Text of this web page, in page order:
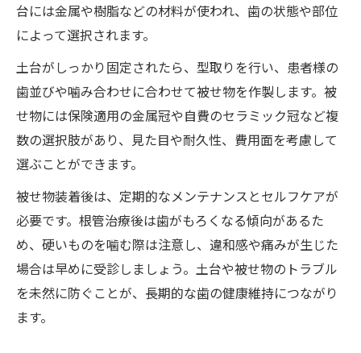
台には金属や樹脂などの材料が使われ、歯の状態や部位
によって選択されます。
土台がしっかり固定されたら、型取りを行い、患者様の
歯並びや噛み合わせに合わせて被せ物を作製します。被
せ物には保険適用の金属冠や自費のセラミック冠など複
数の選択肢があり、見た目や耐久性、費用面を考慮して
選ぶことができます。
被せ物装着後は、定期的なメンテナンスとセルフケアが
必要です。根管治療後は歯がもろくなる傾向があるた
め、硬いものを噛む際は注意し、違和感や痛みが生じた
場合は早めに受診しましょう。土台や被せ物のトラブル
を未然に防ぐことが、長期的な歯の健康維持につながり
ます。